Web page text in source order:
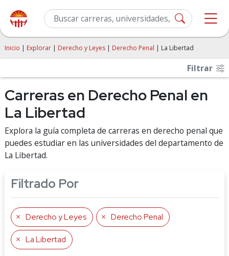
Inicio | Explorar | Derecho y Leyes | Derecho Penal | La Libertad
Filtrar
Carreras en Derecho Penal en
La Libertad
Explora la guía completa de carreras en derecho penal que
puedes estudiar en las universidades del departamento de
La Libertad.
Filtrado Por
Derecho y Leyes Derecho Penal
La Libertad